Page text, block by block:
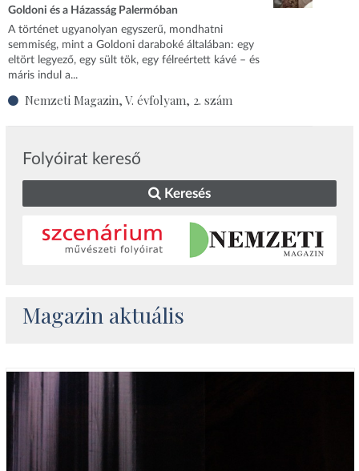
Goldoni és a Házasság Palermóban
A történet ugyanolyan egyszerű, mondhatni
semmiség, mint a Goldoni daraboké általában: egy
eltört legyező, egy sült tök, egy félreértett kávé – és
máris indul a...
Nemzeti Magazin, V. évfolyam, 2. szám
Folyóirat kereső
Keresés
Magazin aktuális